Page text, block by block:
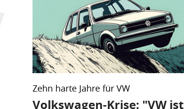
Zehn harte Jahre für VW
Volkswagen-Krise: "VW ist